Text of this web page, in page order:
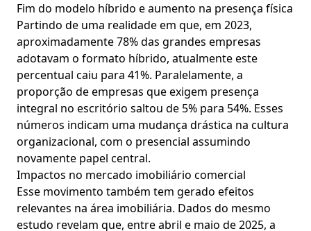
Fim do modelo híbrido e aumento na presença física
Partindo de uma realidade em que, em 2023,
aproximadamente 78% das grandes empresas
adotavam o formato híbrido, atualmente este
percentual caiu para 41%. Paralelamente, a
proporção de empresas que exigem presença
integral no escritório saltou de 5% para 54%. Esses
números indicam uma mudança drástica na cultura
organizacional, com o presencial assumindo
novamente papel central.
Impactos no mercado imobiliário comercial
Esse movimento também tem gerado efeitos
relevantes na área imobiliária. Dados do mesmo
estudo revelam que, entre abril e maio de 2025, a